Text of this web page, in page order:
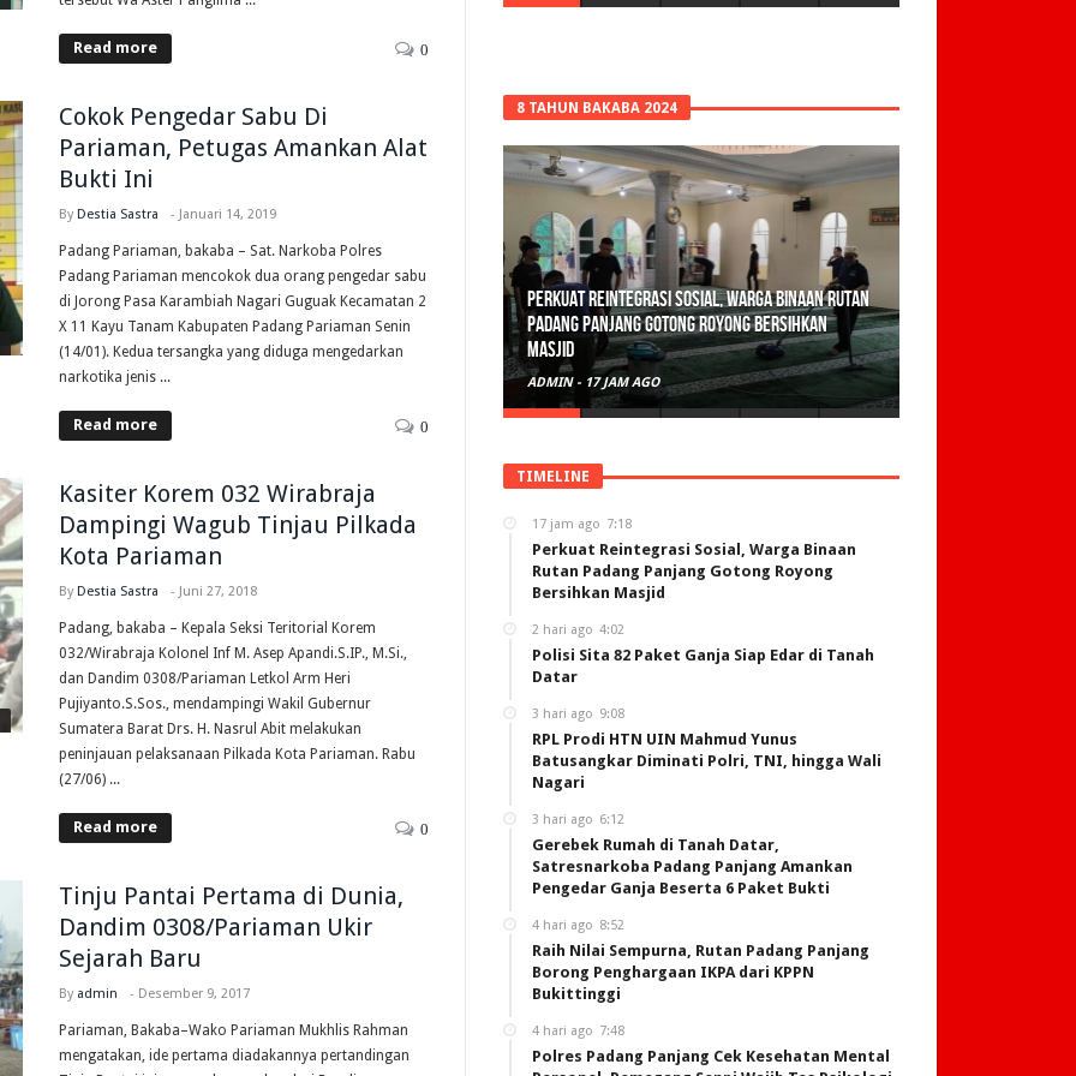
Read more 0
Cokok Pengedar Sabu Di
Pariaman, Petugas Amankan Alat
Bukti Ini
By Destia Sastra - Januari 14, 2019
Padang Pariaman, bakaba – Sat. Narkoba Polres
Padang Pariaman mencokok dua orang pengedar sabu
di Jorong Pasa Karambiah Nagari Guguak Kecamatan 2
X 11 Kayu Tanam Kabupaten Padang Pariaman Senin
(14/01). Kedua tersangka yang diduga mengedarkan
narkotika jenis ...
Read more 0
Kasiter Korem 032 Wirabraja
Dampingi Wagub Tinjau Pilkada
Kota Pariaman
By Destia Sastra - Juni 27, 2018
Padang, bakaba – Kepala Seksi Teritorial Korem
032/Wirabraja Kolonel Inf M. Asep Apandi.S.IP., M.Si.,
dan Dandim 0308/Pariaman Letkol Arm Heri
Pujiyanto.S.Sos., mendampingi Wakil Gubernur
Sumatera Barat Drs. H. Nasrul Abit melakukan
peninjauan pelaksanaan Pilkada Kota Pariaman. Rabu
(27/06) ...
Read more 0
Tinju Pantai Pertama di Dunia,
Dandim 0308/Pariaman Ukir
Sejarah Baru
By admin - Desember 9, 2017
Pariaman, Bakaba–Wako Pariaman Mukhlis Rahman
mengatakan, ide pertama diadakannya pertandingan
8 TAHUN BAKABA 2024
Perkuat Reintegrasi Sosial, Warga Binaan Rutan
Padang Panjang Gotong Royong Bersihkan
Masjid
ADMIN - 17 JAM AGO
TIMELINE
17 jam ago 7:18
Perkuat Reintegrasi Sosial, Warga Binaan
Rutan Padang Panjang Gotong Royong
Bersihkan Masjid
2 hari ago 4:02
Polisi Sita 82 Paket Ganja Siap Edar di Tanah
Datar
3 hari ago 9:08
RPL Prodi HTN UIN Mahmud Yunus
Batusangkar Diminati Polri, TNI, hingga Wali
Nagari
3 hari ago 6:12
Gerebek Rumah di Tanah Datar,
Satresnarkoba Padang Panjang Amankan
Pengedar Ganja Beserta 6 Paket Bukti
4 hari ago 8:52
Raih Nilai Sempurna, Rutan Padang Panjang
Borong Penghargaan IKPA dari KPPN
Bukittinggi
4 hari ago 7:48
Polres Padang Panjang Cek Kesehatan Mental